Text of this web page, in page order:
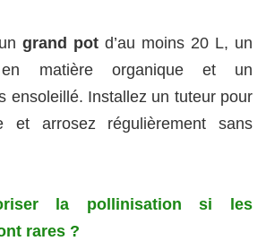
grand pot d’au moins 20 L, un
matière organique et un
ensoleillé. Installez un tuteur pour
et arrosez régulièrement sans
la pollinisation si les
rares ?